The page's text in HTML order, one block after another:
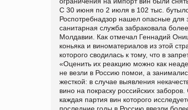
С 30 июня по 2 июля в 102 тыс.
Роспотребнадзор нашел опасные
санитарная служба забраковала
Молдавии. Как отмечал Геннадий
коньяка и виноматериалов из этой
которого сводилась к тому, что в
«Оценить их реакцию можно как
не везли в Россию помои, а
жесткой: в случае выявления
вино на покраску российских
каждая партия вин которого